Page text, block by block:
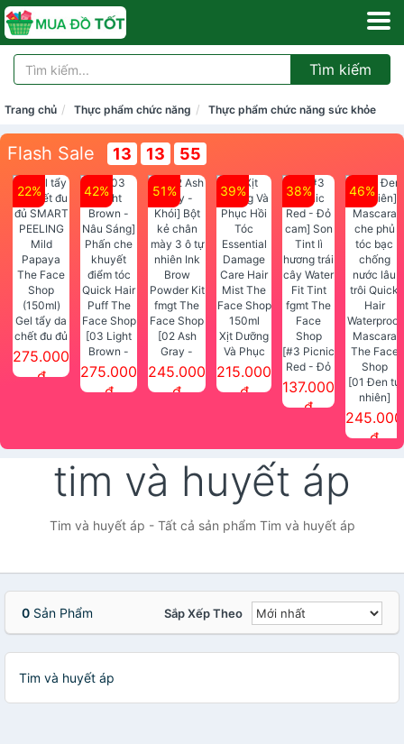
Tìm kiếm
Trang chủ Thực phẩm chức năng Thực phẩm chức năng sức khỏe
Flash Sale 13 13 55
22%
Gel tẩy da
chết đu đủ
SMART
PEELING
275.000
đ
42%
[03 Light
Brown -
Nâu Sáng]
Phấn che
275.000
đ
51%
[02 Ash
Gray -
Khói] Bột
kẻ chân
Face Shop
245.000
đ
39%
Xịt Dưỡng
Và Phục
Hồi Tóc
Essential
215.000
đ
38%
[#3 Picnic
Red - Đỏ
cam] Son
Face
Shop
137.000
đ
46%
[01 Đen tự
nhiên]
Mascara
che phủ
Waterproof
245.000
đ
tim và huyết áp
Tim và huyết áp - Tất cả sản phẩm Tim và huyết áp
0 Sản Phẩm Sắp Xếp Theo
Tim và huyết áp